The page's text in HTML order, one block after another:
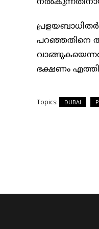
പറഞ്ഞതിനെ
ഭക്ഷണം
Topics: DUBAI